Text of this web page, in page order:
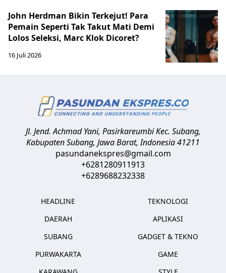
John Herdman Bikin Terkejut! Para
Pemain Seperti Tak Takut Mati Demi
Lolos Seleksi, Marc Klok Dicoret?
16 Juli 2026
Jl. Jend. Achmad Yani, Pasirkareumbi Kec. Subang,
Kabupaten Subang, Jawa Barat,Indonesia41211
pasundanekspres@gmail.com
+6281280911913
+6289688232338
HEADLINE
DAERAH
SUBANG
PURWAKARTA
TEKNOLOGI
APLIKASI
GADGET & TEKNO
GAME